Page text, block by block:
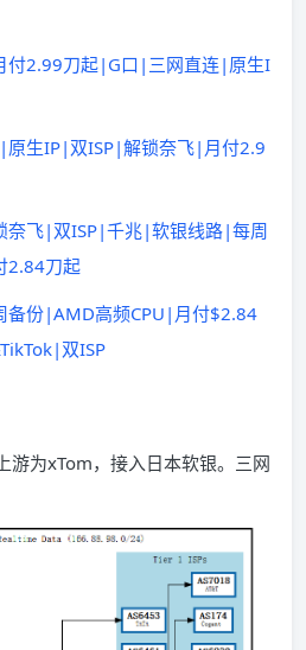
付2.99刀起|G口|三网直连|原生I
原生IP|双ISP|解锁奈飞|月付2.9
奈飞|双ISP|千兆|软银线路|每周
2.84刀起
备份|AMD高频CPU|月付$2.84
双ISP
游为xTom，接入日本软银。三网